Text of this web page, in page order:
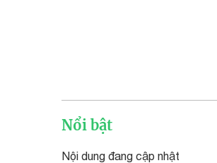
Nổi bật
Nội dung đang cập nhật